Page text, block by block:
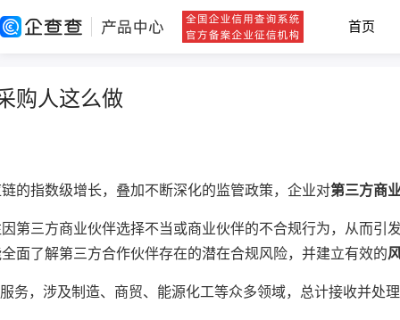
首页
购人这么做
的指数级增长，叠加不断深化的监管政策，企业对第三方商
第三方商业伙伴选择不当或商业伙伴的不合规行为，从而引
面了解第三方合作伙伴存在的潜在合规风险，并建立有效的
务，涉及制造、商贸、能源化工等众多领域，总计接收并处